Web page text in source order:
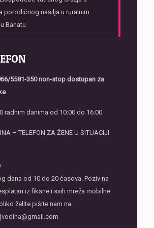
porodičnog nasilja u ruralnim
Banatu
5581-350 non-stop dostupan za
radnim danima od 10:00 do 16:00
– TELEFON ZA ŽENE U SITUACIJI
dana od 10 do 20 časova. Poziv na
iz fiksne i svih mreža mobilne
želite pišite nam na